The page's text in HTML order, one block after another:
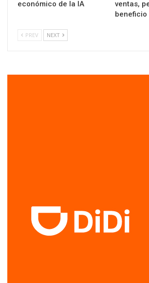
económico de la IA
ventas,
beneficio
PREV NEXT